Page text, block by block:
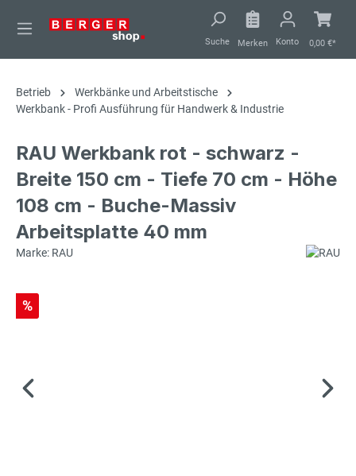
springen
Suche Merken Konto 0,00 €*
Betrieb
Werkbänke und Arbeitstische
Werkbank - Profi Ausführung für Handwerk & Industrie
RAU Werkbank rot - schwarz -
Breite 150 cm - Tiefe 70 cm - Höhe
108 cm - Buche-Massiv
Arbeitsplatte 40 mm
Marke: RAU
%